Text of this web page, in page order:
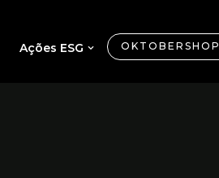
Ações ESG OKTOBERSHOP